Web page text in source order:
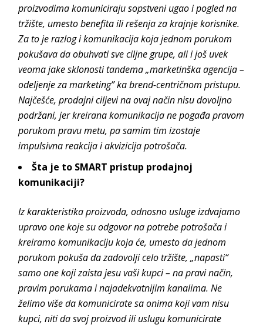
proizvodima komuniciraju sopstveni ugao i pogled na
tržište, umesto benefita ili rešenja za krajnje korisnike.
Za to je razlog i komunikacija koja jednom porukom
pokušava da obuhvati sve ciljne grupe, ali i još uvek
veoma jake sklonosti tandema „marketinška agencija –
odeljenje za marketing” ka brend-centričnom pristupu.
Najčešće, prodajni ciljevi na ovaj način nisu dovoljno
podržani, jer kreirana komunikacija ne pogađa pravom
porukom pravu metu, pa samim tim izostaje
impulsivna reakcija i akvizicija potrošača.
Šta je to SMART pristup prodajnoj
komunikaciji?
Iz karakteristika proizvoda, odnosno usluge izdvajamo
upravo one koje su odgovor na potrebe potrošača i
kreiramo komunikaciju koja će, umesto da jednom
porukom pokuša da zadovolji celo tržište, „napasti“
samo one koji zaista jesu vaši kupci – na pravi način,
pravim porukama i najadekvatnijim kanalima. Ne
želimo više da komunicirate sa onima koji vam nisu
kupci, niti da svoj proizvod ili uslugu komunicirate